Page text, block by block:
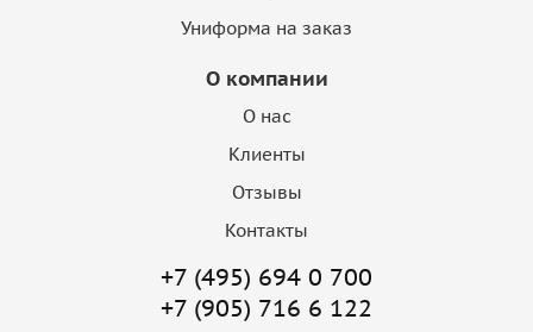
Униформа на заказ
О компании
О нас
Клиенты
Отзывы
Контакты
+7 (495) 694 0 700
+7 (905) 716 6 122